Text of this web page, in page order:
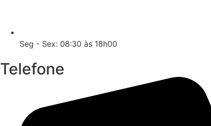
Seg - Sex: 08:30 às 18h00
Telefone